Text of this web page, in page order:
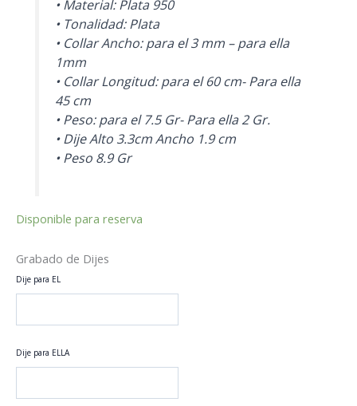
• Material: Plata 950
• Tonalidad: Plata
• Collar Ancho: para el 3 mm – para ella
1mm
• Collar Longitud: para el 60 cm- Para ella
45 cm
• Peso: para el 7.5 Gr- Para ella 2 Gr.
• Dije Alto 3.3cm Ancho 1.9 cm
• Peso 8.9 Gr
Disponible para reserva
Grabado de Dijes
Dije para EL
Dije para ELLA